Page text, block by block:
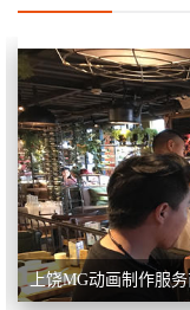
上饶MG动画制作服